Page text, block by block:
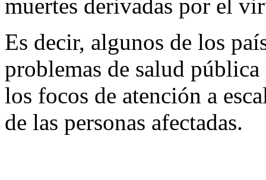
muertes derivadas por el
Es decir, algunos de los
problemas de salud
los focos de atención a
de las personas afectadas.